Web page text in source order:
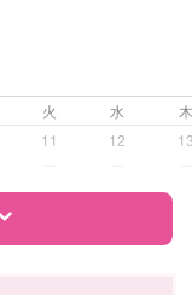
相談
火 水
11 12